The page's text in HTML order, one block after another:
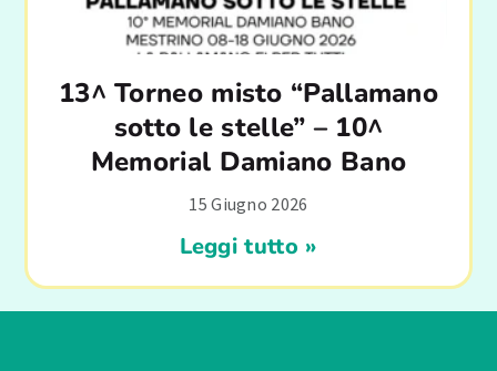
13^ Torneo misto “Pallamano
sotto le stelle” – 10^
Memorial Damiano Bano
15 Giugno 2026
Leggi tutto »